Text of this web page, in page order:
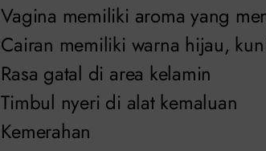
Vagina memiliki aroma yang
Cairan memiliki warna hijau,
Rasa gatal di area kelamin
Timbul nyeri di alat kemaluan
Kemerahan